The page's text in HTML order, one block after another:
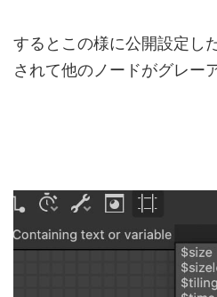
するとこの様に公開設定し
されて他のノードがグレー